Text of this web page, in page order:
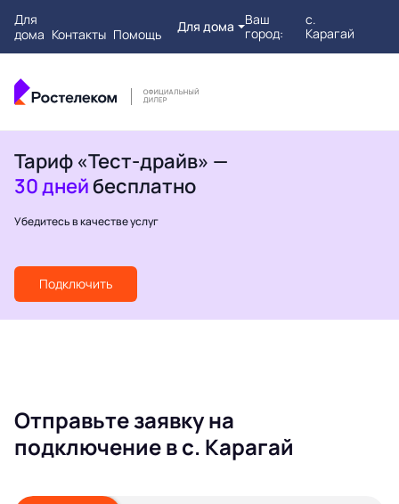
Для
дома Контакты Помощь Для дома
Ваш
город:
с.
Карагай
Тариф «Тест-драйв» —
30 дней бесплатно
Убедитесь в качестве услуг
Подключить
Отправьте заявку на
подключение в с. Карагай